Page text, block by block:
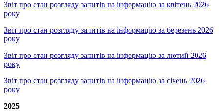
Звіт про стан розгляду запитів на інформацію за квітень 2026
року
Звіт про стан розгляду запитів на інформацію за березень 2026
року
Звіт про стан розгляду запитів на інформацію за лютий 2026
року
Звіт про стан розгляду запитів на інформацію за січень 2026
року
2025